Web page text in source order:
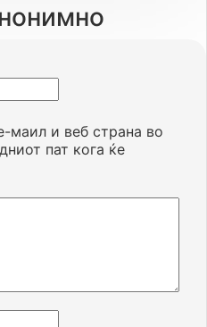
маил и веб страна во
пат кога ќе